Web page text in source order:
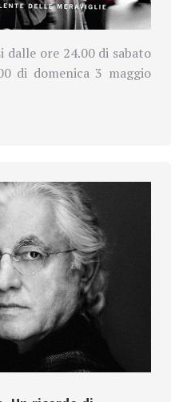
dalle ore 24.00 di sabato
di domenica 3 maggio